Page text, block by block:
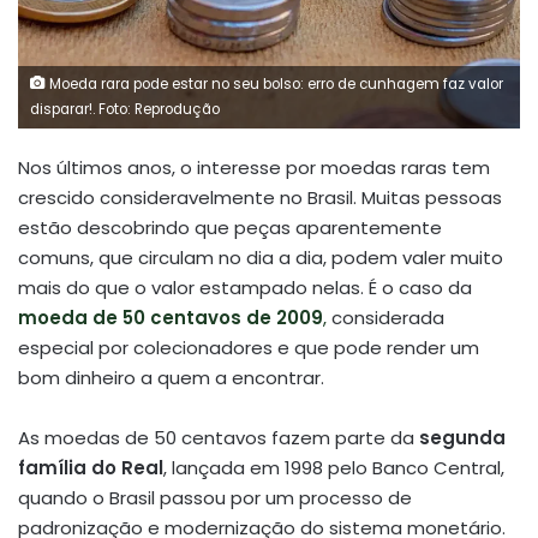
Moeda rara pode estar no seu bolso: erro de cunhagem faz valor
disparar!. Foto: Reprodução
Nos últimos anos, o interesse por moedas raras tem
crescido consideravelmente no Brasil. Muitas pessoas
estão descobrindo que peças aparentemente
comuns, que circulam no dia a dia, podem valer muito
mais do que o valor estampado nelas. É o caso da
moeda de 50 centavos de 2009,considerada
especial por colecionadores e que pode render um
bom dinheiro a quem a encontrar.
As moedas de 50 centavos fazem parte da segunda
família do Real, lançada em 1998 pelo Banco Central,
quando o Brasil passou por um processo de
padronização e modernização do sistema monetário.